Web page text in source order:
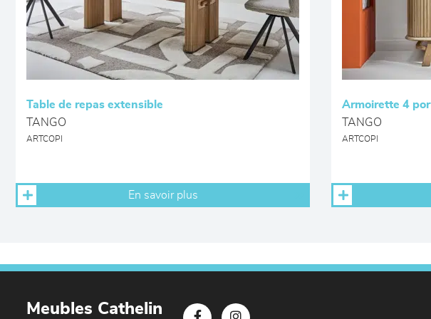
Table de repas extensible
TANGO
ARTCOPI
En savoir plus
Armoirette 4
TANGO
ARTCOPI
Meubles Cathelin